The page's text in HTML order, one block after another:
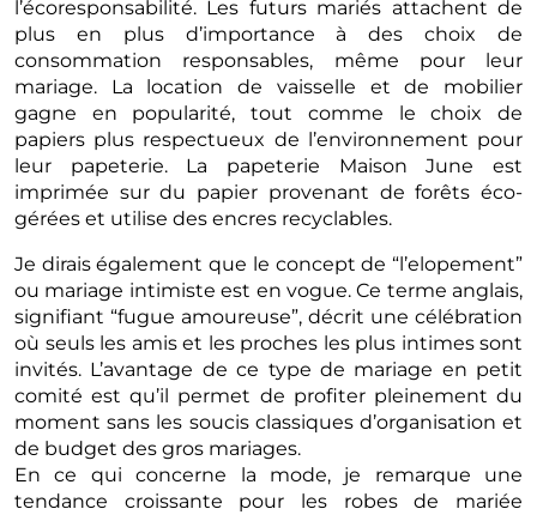
l’écoresponsabilité. Les futurs mariés attachent de
plus en plus d’importance à des choix de
consommation responsables, même pour leur
mariage. La location de vaisselle et de mobilier
gagne en popularité, tout comme le choix de
papiers plus respectueux de l’environnement pour
leur papeterie. La papeterie Maison June est
imprimée sur du papier provenant de forêts éco-
gérées et utilise des encres recyclables.
Je dirais également que le concept de “l’elopement”
ou mariage intimiste est en vogue. Ce terme anglais,
signifiant “fugue amoureuse”, décrit une célébration
où seuls les amis et les proches les plus intimes sont
invités. L’avantage de ce type de mariage en petit
comité est qu’il permet de profiter pleinement du
moment sans les soucis classiques d’organisation et
de budget des gros mariages.
En ce qui concerne la mode, je remarque une
tendance croissante pour les robes de mariée